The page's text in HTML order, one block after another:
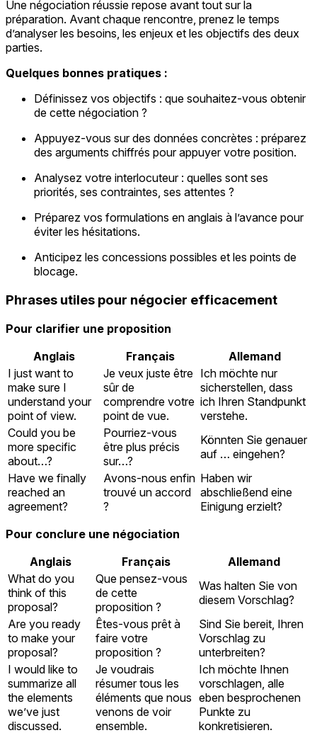
Une négociation réussie repose avant tout sur la
préparation. Avant chaque rencontre, prenez le temps
d’analyser les besoins, les enjeux et les objectifs des deux
parties.
Quelques bonnes pratiques :
Définissez vos objectifs : que souhaitez-vous obtenir
de cette négociation ?
Appuyez-vous sur des données concrètes : préparez
des arguments chiffrés pour appuyer votre position.
Analysez votre interlocuteur : quelles sont ses
priorités, ses contraintes, ses attentes ?
Préparez vos formulations en anglais à l’avance pour
éviter les hésitations.
Anticipez les concessions possibles et les points de
blocage.
Phrases utiles pour négocier efficacement
Pour clarifier une proposition
Anglais
Français
Allemand
I just want to
make sure I
understand your
point of view.
Je veux juste être
sûr de
comprendre votre
point de vue.
Ich möchte nur
sicherstellen, dass
ich Ihren Standpunkt
verstehe.
Could you be
more specific
about…?
Pourriez-vous
être plus précis
sur…?
Könnten Sie genauer
auf … eingehen?
Have we finally
reached an
agreement?
Avons-nous enfin
trouvé un accord
?
Haben wir
abschließend eine
Einigung erzielt?
Pour conclure une négociation
Anglais
Français
Allemand
What do you
think of this
proposal?
Que pensez-vous
de cette
proposition ?
Was halten Sie von
diesem Vorschlag?
Are you ready
to make your
proposal?
Êtes-vous prêt à
faire votre
proposition ?
Sind Sie bereit, Ihren
Vorschlag zu
unterbreiten?
I would like to
summarize all
the elements
we’ve just
discussed.
Je voudrais
résumer tous les
éléments que nous
venons de voir
ensemble.
Ich möchte Ihnen
vorschlagen, alle
eben besprochenen
Punkte zu
konkretisieren.